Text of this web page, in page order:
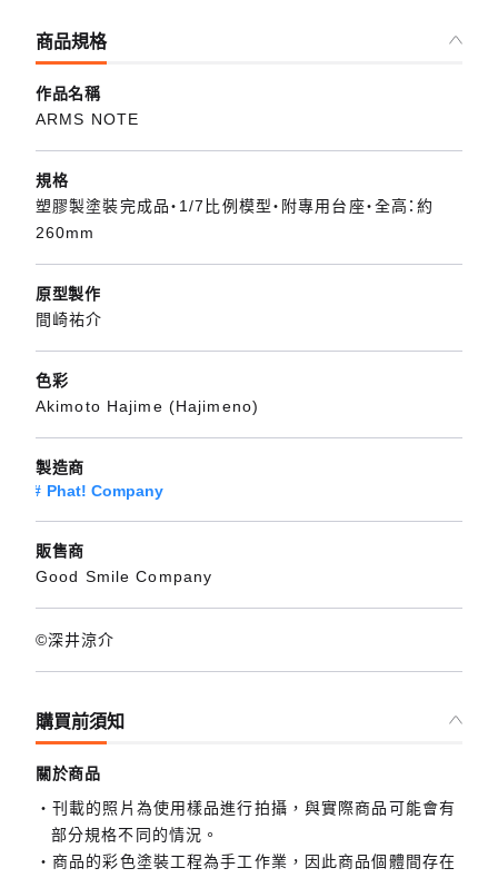
商品規格
作品名稱
ARMS NOTE
規格
塑膠製塗裝完成品・1/7比例模型・附專用台座・全高：約
260mm
原型製作
間崎祐介
色彩
Akimoto Hajime (Hajimeno)
製造商
Phat! Company
販售商
Good Smile Company
©深井涼介
購買前須知
關於商品
刊載的照片為使用樣品進行拍攝，與實際商品可能會有
部分規格不同的情況。
商品的彩色塗裝工程為手工作業，因此商品個體間存在